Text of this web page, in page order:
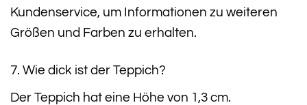
Kundenservice, um Informationen zu weiteren
Größen und Farben zu erhalten.
7. Wie dick ist der Teppich?
Der Teppich hat eine Höhe von 1,3 cm.